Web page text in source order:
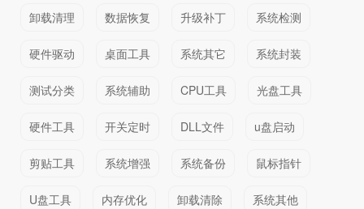
卸载清理 数据恢复 升级补丁 系统检测
硬件驱动 桌面工具 系统其它 系统封装
测试分类 系统辅助 CPU工具 光盘工具
硬件工具 开关定时 DLL文件 u盘启动
剪贴工具 系统增强 系统备份 鼠标指针
U盘工具 内存优化 卸载清除 系统其他